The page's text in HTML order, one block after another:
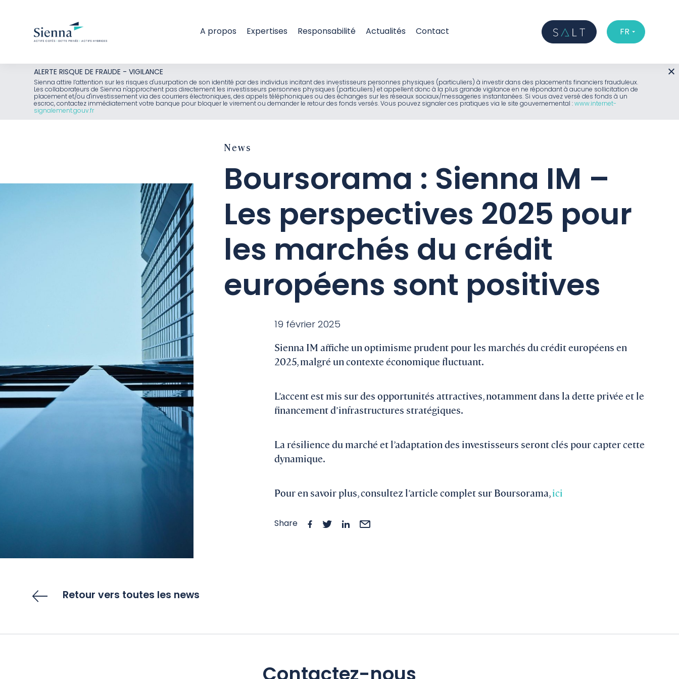
contenu
A propos Expertises Responsabilité Actualités Contact FR
ALERTE RISQUE DE FRAUDE - VIGILANCE
Sienna attire l’attention sur les risques d'usurpation de son identité par des individus incitant des investisseurs personnes physiques (particuliers) à investir dans des placements financiers frauduleux.
Les collaborateurs de Sienna n'approchent pas directement les investisseurs personnes physiques (particuliers) et appellent donc à la plus grande vigilance en ne répondant à aucune sollicitation de
placement et/ou d'investissement via des courriers électroniques, des appels téléphoniques ou des échanges sur les réseaux sociaux/messageries instantanées. Si vous avez versé des fonds à un
escroc, contactez immédiatement votre banque pour bloquer le virement ou demander le retour des fonds versés. Vous pouvez signaler ces pratiques via le site gouvernemental :www.internet-
signalement.gouv.fr
News
Boursorama : Sienna IM –
Les perspectives 2025 pour
les marchés du crédit
européens sont positives
19 février 2025
Sienna IM affiche un optimisme prudent pour les marchés du crédit européens en
2025, malgré un contexte économique fluctuant.
L’accent est mis sur des opportunités attractives, notamment dans la dette privée et le
financement d’infrastructures stratégiques.
La résilience du marché et l’adaptation des investisseurs seront clés pour capter cette
dynamique.
Pour en savoir plus, consultez l’article complet sur Boursorama,ici
Share
Retour vers toutes les news